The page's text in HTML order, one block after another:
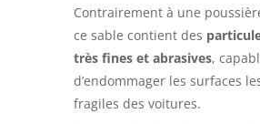
Contrairement à une
ce sable contient des
très fines et abrasives,
d’endommager les surfaces
fragiles des voitures.